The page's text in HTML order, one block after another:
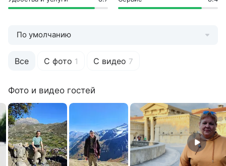
Детская игровая площадка
Прокат
Тренажерный зал
Все С фото 1 С видео 7
По умолчанию
Фото и видео гостей